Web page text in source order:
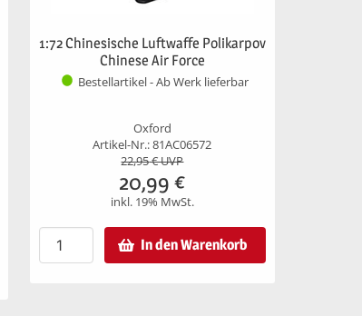
1:72 Chinesische Luftwaffe Polikarpov
Chinese Air Force
Bestellartikel - Ab Werk lieferbar
Oxford
Artikel-Nr.: 81AC06572
22,95€ UVP
20,99 €
inkl. 19% MwSt.
In den Warenkorb